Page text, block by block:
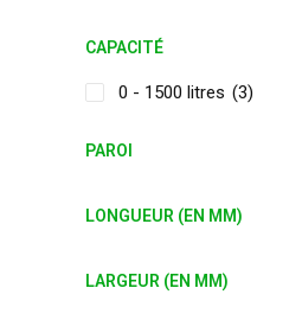
CAPACITÉ
0 - 1500 litres (3)
PAROI
LONGUEUR (EN MM)
LARGEUR (EN MM)